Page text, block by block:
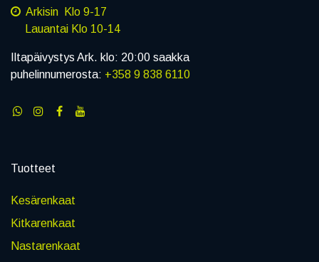
Arkisin Klo 9-17
Lauantai Klo 10-14
Iltapäivystys Ark. klo: 20:00 saakka
puhelinnumerosta: +358 9 838 6110
Tuotteet
Kesärenkaat
Kitkarenkaat
Nastarenkaat